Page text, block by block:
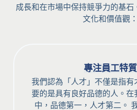
成長和在市場中保持競爭力的基石
文化和價值觀：
專注員工特質
我們認為「人才」不僅是指有
要的是具有良好品德的人。在
中，品德第一，人才第二。